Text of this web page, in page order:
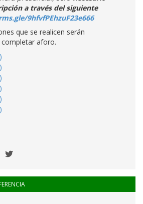
a través del siguiente
9hfvfPEhzuF23e666
que se realicen serán
aforo.